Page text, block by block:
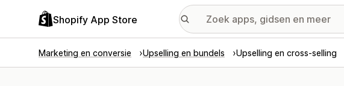
Shopify App Store
Marketing en conversie Upselling en bundels Upselling en cross-selling